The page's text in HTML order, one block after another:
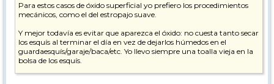
Para estos casos de óxido superficial yo prefiero los procedimientos
mecánicos, como el del estropajo suave.
Y mejor todavía es evitar que aparezca el óxido: no cuesta tanto secar
los esquís al terminar el día en vez de dejarlos húmedos en el
guardaesquís/garaje/baca/etc. Yo llevo siempre una toalla vieja en la
bolsa de los esquís.